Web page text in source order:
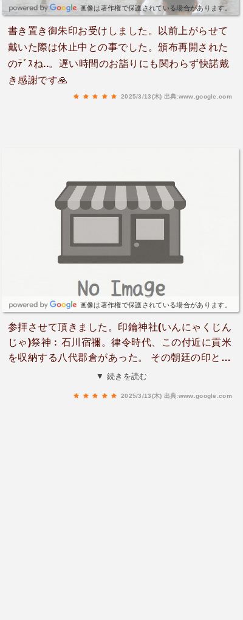
画像は著作権で保護されている場合があります。
書き置き御朱印お受けしました。以前上がらせて
戴いた際は休止中との事でした。頒布再開された
のﾃﾞｽね..。遅い時間のお詣りにも関わらず快諾戴
き感謝です🙏
2025/3/13(木) 出典:www.google.com
画像は著作権で保護されている場合があります。
参拝させて頂きました。印鑰神社(いんにゃくじん
じゃ)祭神︰石川宿禰。律令時代、この付近に貢米
を収納する八代郡倉があった。 その朝廷の印とか
ぎ (鑰)を祀ったとされる。また「八代郡誌」に
▼ 続きを読む
2025/3/13(木) 出典:www.google.com